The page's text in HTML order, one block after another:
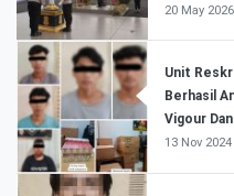
20 May 2026
Unit
Berhasil
Vigour
13 Nov 2024